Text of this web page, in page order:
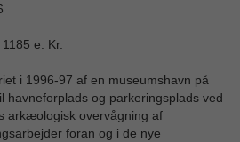
e. Kr.
i 1996-97 af en museumshavn på
havneforplads og parkeringsplads ved
arkæologisk overvågning af
foran og i de nye